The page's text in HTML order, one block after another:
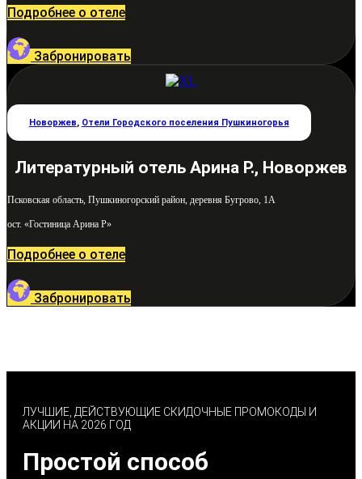
Подробнее о отеле
Забронировать
Новоржев, Отели Городского поселения Пушкиногорья
Литературный отель Арина Р., Новоржев
Псковская область, Пушкиногорский район, деревня Бугрово, 1А
ост. «Гостиница Арина Р»
Подробнее о отеле
Забронировать
ЛУЧШИЕ, ДЕЙСТВУЮЩИЕ СКИДОЧНЫЕ ПРОМОКОДЫ И
АКЦИИ НА 2026 ГОД
Простой способ